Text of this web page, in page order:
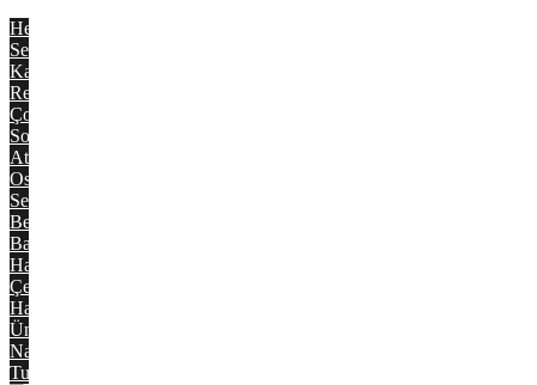
Hepsi
Serkan
Kaynar
Reyhan
Çorum
Soner
Atabek
Osman
Sezgiç
Bekir
Bayırlı
Halis
Çelik
Hamdi
Ünlü
Nahit
Tufan